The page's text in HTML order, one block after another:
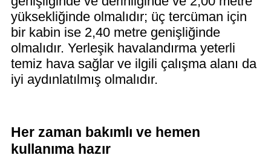
yüksekliğinde olmalıdır; üç tercüman için
bir kabin ise 2,40 metre genişliğinde
olmalıdır. Yerleşik havalandırma yeterli
temiz hava sağlar ve ilgili çalışma alanı da
iyi aydınlatılmış olmalıdır.
Her zaman bakımlı ve hemen
kullanıma hazır